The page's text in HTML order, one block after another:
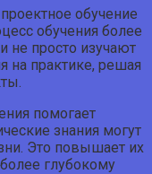
обучение
обучения более
не просто изучают
на практике, решая
помогает
знания могут
Это повышает их
глубокому